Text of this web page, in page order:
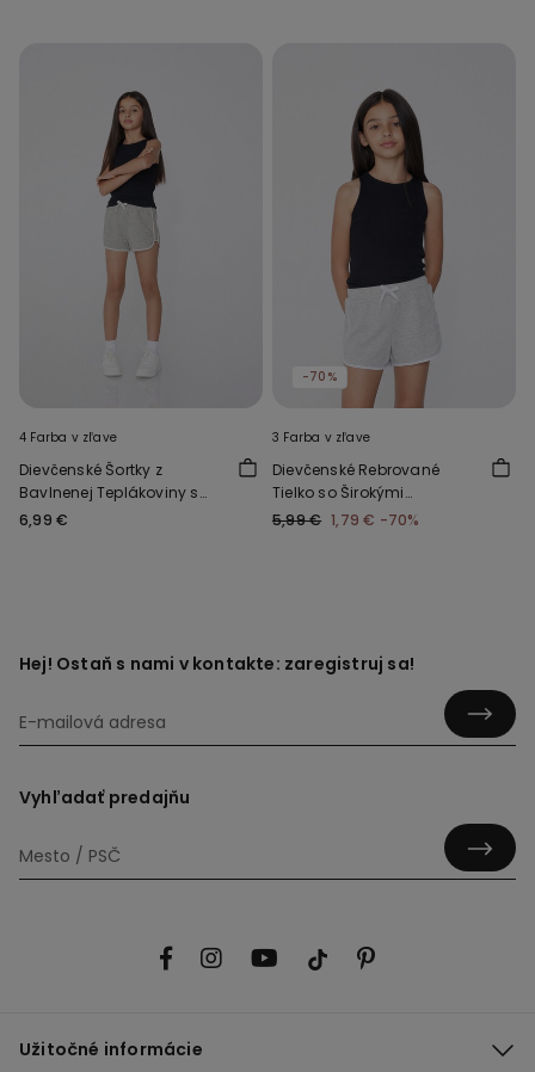
4 Farba v zľave
Dievčenské Šortky z
Bavlnenej Teplákoviny s
Paspulkou
6,99 €
-70%
3 Farba v zľave
Dievčenské Rebrované
Tielko so Širokými
Ramienkami
5,99 € 1,79 € -70%
Hej! Ostaň s nami v kontakte: zaregistruj sa!
Vyhľadať predajňu
Užitočné informácie